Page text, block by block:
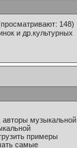
148)
и др.культурных
музыкальной
примеры
самые